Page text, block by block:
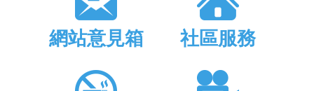
網站意見箱 社區服務